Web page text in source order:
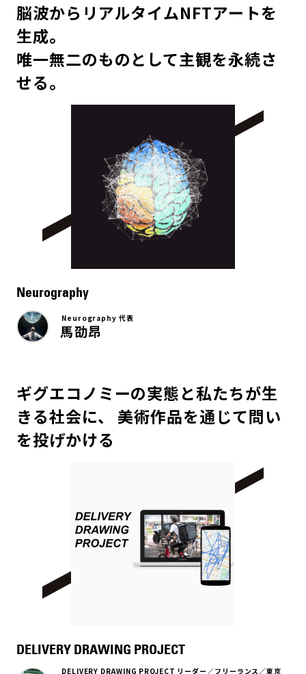
脳波からリアルタイムNFTアートを
生成。
唯一無二のものとして主観を永続さ
せる。
Neurography
Neurography 代表
馬劭昂
ギグエコノミーの実態と私たちが生
きる社会に、 美術作品を通じて問い
を投げかける
DELIVERY DRAWING PROJECT
DELIVERY DRAWING PROJECT リーダー／フリーランス／東京